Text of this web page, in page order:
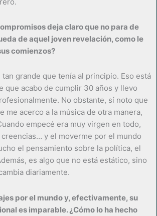
deja claro que no para de
de aquel joven revelación, como le
comienzos?
grande que tenía al principio. Eso está
que acabo de cumplir 30 años y llevo
No obstante, sí noto que
me acerco a la música de otra manera,
empecé era muy virgen en todo,
y el moverme por el mundo
el pensamiento sobre la política, el
es algo que no está estático, sino
diariamente.
por el mundo y, efectivamente, su
es imparable. ¿Cómo lo ha hecho